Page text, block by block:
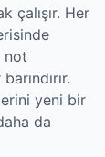
çalışır. Her
not
yeni bir
da